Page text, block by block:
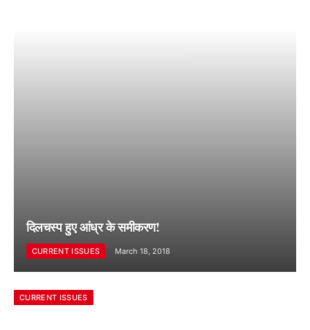
दिलचस्प हुए आंध्र के समीकरण!
CURRENT ISSUES March 18, 2018
CURRENT ISSUES